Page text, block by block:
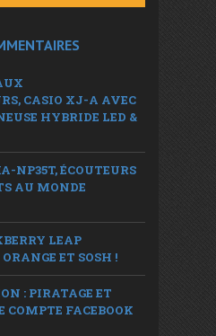
CASIO XJ-A AVEC
HYBRIDE LED &
NP35T, ÉCOUTEURS
AU MONDE
LEAP
ET SOSH !
: PIRATAGE ET
COMPTE FACEBOOK